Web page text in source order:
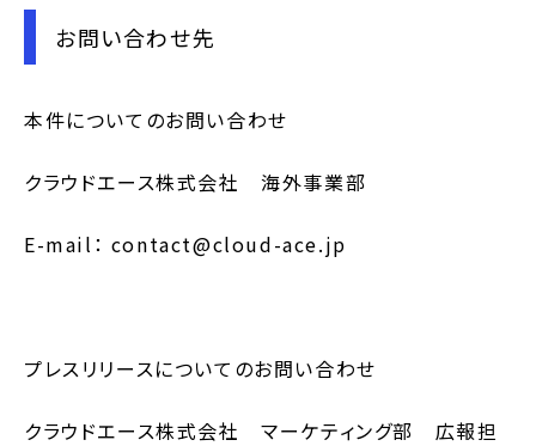
お問い合わせ先
本件についてのお問い合わせ
クラウドエース株式会社 海外事業部
E-mail： contact@cloud-ace.jp
プレスリリースについてのお問い合わせ
クラウドエース株式会社 マーケティング部 広報担